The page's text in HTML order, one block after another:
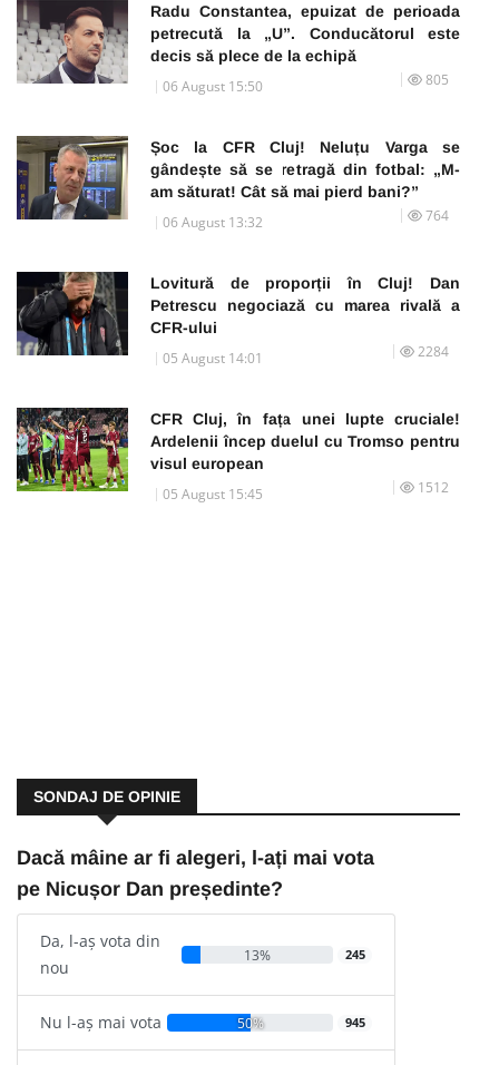
Radu Constantea, epuizat de perioada
petrecută la „U”. Conducătorul este
decis să plece de la echipă
06 August 15:50 805
Șoc la CFR Cluj! Neluțu Varga se
gândește să se retragă din fotbal: „M-
am săturat! Cât să mai pierd bani?”
06 August 13:32 764
Lovitură de proporții în Cluj! Dan
Petrescu negociază cu marea rivală a
CFR-ului
05 August 14:01 2284
CFR Cluj, în fața unei lupte cruciale!
Ardelenii încep duelul cu Tromso pentru
visul european
05 August 15:45 1512
SONDAJ DE OPINIE
Dacă mâine ar fi alegeri, l-ați mai vota
pe Nicușor Dan președinte?
Da, l-aș vota din
nou
13% 245
Nu l-aș mai vota 50% 945